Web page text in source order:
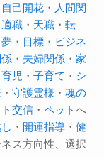
自己開花・ 人間関
適職・ 天職・ 転
夢・ 目標・ ビジネ
・ 夫婦関係・ 家
育児 ・ 子育て ・ シ
・ 守護霊様 ・ 魂の
交信・ ペットへ
・ 開運指導・ 健
ス方向性、選択